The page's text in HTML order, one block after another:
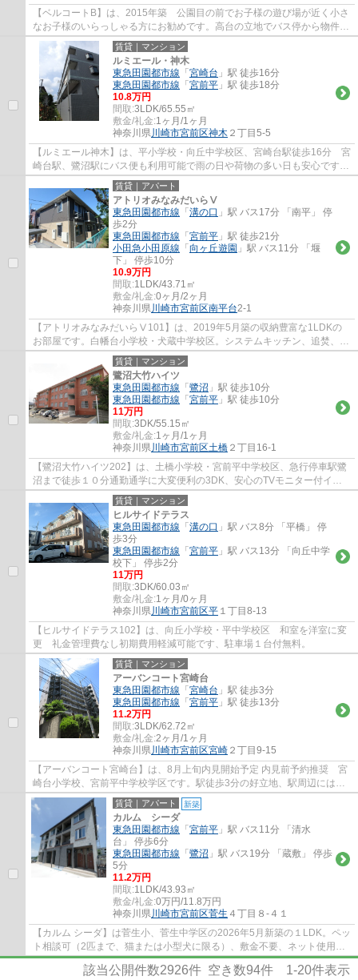
【ベルコートB】は、2015年築 公園目の前でお子様の遊び場が近く小さ
なお子様のいらっしゃる方にお勧めです。高台の立地でバス停から物件の
間は200ｍ程の上り坂ですが、溝口駅行きの...
賃貸｜マンション
ルミエール・神木
東急田園都市線 「 宮崎台 」駅 徒歩16分
東急田園都市線 「 宮前平 」駅 徒歩18分
10.8万円
間取:3LDK/65.55㎡
敷金/礼金:1ヶ月/1ヶ月
神奈川県川崎市宮前区神木 ２丁目5-5
【ルミエール神木】は、平小学校・向丘中学校区、宮崎台駅徒歩16分 宮
崎台駅、鷺沼駅にバス便も利用可能で雨の日や荷物の多い日も安心です、
追い焚き カウンターキッチン、独立洗面...
賃貸｜アパート
アトリオみなみだいらⅤ
東急田園都市線 「 溝の口 」駅 バス17分 「南平」 停
歩2分
東急田園都市線 「 宮前平 」駅 徒歩21分
小田急小田原線 「 向ヶ丘遊園 」駅 バス11分 「堰
下」 停歩10分
10.9万円
間取:1LDK/43.71㎡
敷金/礼金:0ヶ月/2ヶ月
神奈川県川崎市宮前区南平台2-1
【アトリオみなみだいらⅤ101】は、2019年5月築の収納豊富な1LDKの
お部屋です。白幡台小学校・犬蔵中学校区。システムキッチン、追焚、温
水洗浄便座、浴室乾燥機、ゆったりとした一坪風...
賃貸｜マンション
鷺沼大竹ハイツ
東急田園都市線 「 鷺沼 」駅 徒歩10分
東急田園都市線 「 宮前平 」駅 徒歩10分
11万円
間取:3DK/55.15㎡
敷金/礼金:1ヶ月/1ヶ月
神奈川県川崎市宮前区土橋 ２丁目16-1
【鷺沼大竹ハイツ202】は、土橋小学校・宮前平中学校区、急行停車駅鷺
沼まで徒歩１０分通勤通学に大変便利の3DK、安心のTVモニター付イン
ターホン、キッチンは使いやすいシステムキッ...
賃貸｜マンション
ヒルサイドテラス
東急田園都市線 「 溝の口 」駅 バス8分 「平橋」 停
歩3分
東急田園都市線 「 宮前平 」駅 バス13分 「向丘中学
校下」 停歩2分
11万円
間取:3DK/60.03㎡
敷金/礼金:1ヶ月/0ヶ月
神奈川県川崎市宮前区平 １丁目8-13
【ヒルサイドテラス102】は、向丘小学校・平中学校区 和室を洋室に変
更 礼金管理費なし初期費用軽減可能です、駐車場１台付無料。
賃貸｜マンション
アーバンコート宮崎台
東急田園都市線 「 宮崎台 」駅 徒歩3分
東急田園都市線 「 宮前平 」駅 徒歩13分
11.2万円
間取:3LDK/62.72㎡
敷金/礼金:2ヶ月/1ヶ月
神奈川県川崎市宮前区宮崎 ２丁目9-15
【アーバンコート宮崎台】は、8月上旬内見開始予定 内見前予約推奨 宮
崎台小学校、宮前平中学校学区です。駅徒歩3分の好立地、駅周辺には、
スーパー3店舗、コンビニ、ドラッグストア...
賃貸｜アパート 新築
カルム シーダ
東急田園都市線 「 宮前平 」駅 バス11分 「清水
台」 停歩6分
東急田園都市線 「 鷺沼 」駅 バス19分 「蔵敷」 停歩
5分
11.2万円
間取:1LDK/43.93㎡
敷金/礼金:0万円/11.8万円
神奈川県川崎市宮前区菅生 ４丁目８-４１
【カルム シーダ】は菅生小、菅生中学区の2026年5月新築の１LDK。ペッ
ト相談可（2匹まで、猫または小型犬に限る）、敷金不要、ネット使用料
無料、追焚、浴室乾燥機、クローゼット、シ...
該当公開件数2926件 空き数94件 1-20件表示